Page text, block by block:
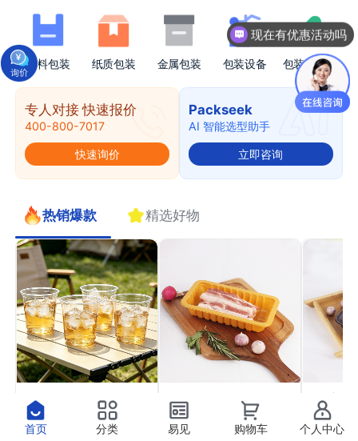
塑料包装 纸质包装 金属包装 包装设备 包装原材料
专人对接 快速报价
400-800-7017
快速询价
Packseek
AI 智能选型助手
立即咨询
热销爆款 精选好物
PET果切杯11
￥0.41
PP气调托盒22
￥0.37
PP高
￥
首页 分类 易见 购物车 个人中心
现在有优惠活动吗